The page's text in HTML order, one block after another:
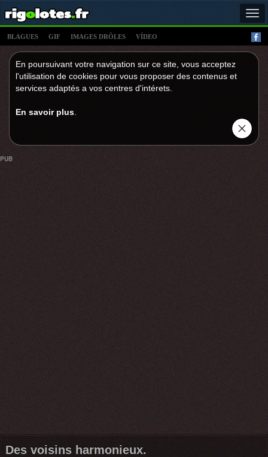
BLAGUES GIF IMAGES DRÔLES VÍDEO
En poursuivant votre navigation sur ce site, vous acceptez
l'utilisation de cookies pour vous proposer des contenus et
services adaptés a vos centres d'intérets.
En savoir plus
PUB
Des voisins harmonieux.